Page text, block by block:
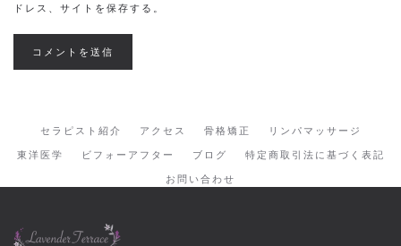
ドレス、サイトを保存する。
コメントを送信
セラピスト紹介 アクセス 骨格矯正
リンパマッサージ
東洋医学
ビフォーアフター ブログ
特定商取引法に基づく表記
お問い合わせ